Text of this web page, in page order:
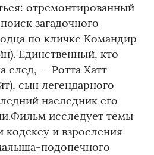
отремонтированный
загадочного
по кличке Командир
Единственный, кто
след, — Ротта Хатт
сын легендарного
наследник его
исследует темы
кодексу и взросления
подопечного